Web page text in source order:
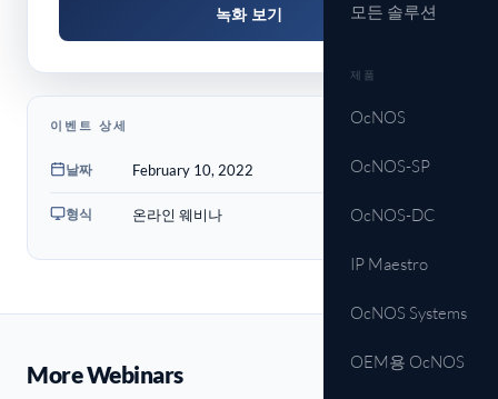
모든 솔루션
제품
OcNOS
OcNOS-SP
OcNOS-DC
IP Maestro
OcNOS Systems
OEM용 OcNOS
녹화 보기
이벤트 상세
날짜 February 10, 2022
형식 온라인 웨비나
More Webinars